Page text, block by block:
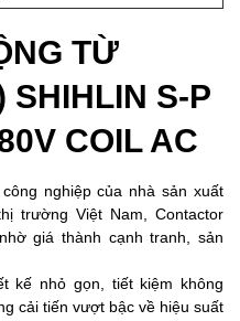
TỪ
SHIHLIN S-P
COIL AC
nghiệp của nhà sản xuất
trường Việt Nam, Contactor
giá thành cạnh tranh, sản
kế nhỏ gọn, tiết kiệm không
cải tiến vượt bậc về hiệu suất